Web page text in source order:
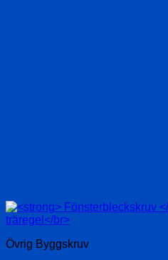
Övrig Byggskruv